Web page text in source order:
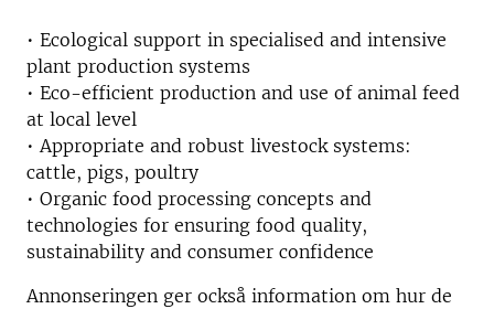
• Ecological support in specialised and intensive
plant production systems
• Eco-efficient production and use of animal feed
at local level
• Appropriate and robust livestock systems:
cattle, pigs, poultry
• Organic food processing concepts and
technologies for ensuring food quality,
sustainability and consumer confidence
Annonseringen ger också information om hur de